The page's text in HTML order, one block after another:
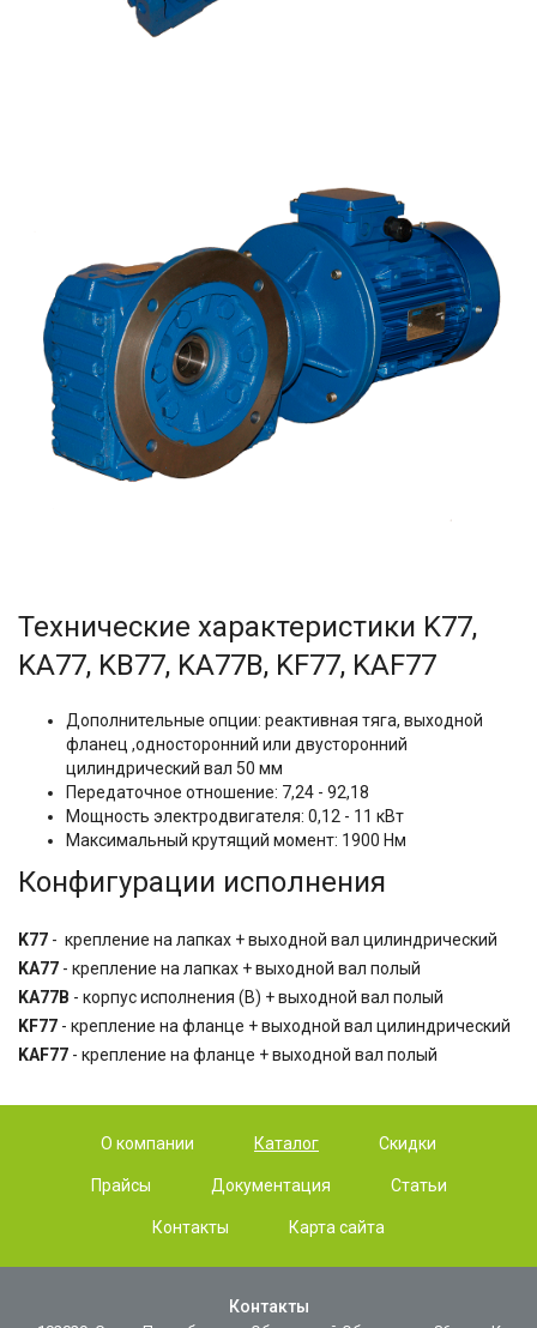
Технические характеристики K77,
KA77, KB77, KA77B, KF77, KAF77
Дополнительные опции: реактивная тяга, выходной
фланец ,односторонний или двусторонний
цилиндрический вал 50 мм
Передаточное отношение: 7,24 - 92,18
Мощность электродвигателя: 0,12 - 11 кВт
Максимальный крутящий момент: 1900 Нм
Конфигурации исполнения
K77 - крепление на лапках + выходной вал цилиндрический
KA77 - крепление на лапках + выходной вал полый
KA77B - корпус исполнения (B) + выходной вал полый
KF77 - крепление на фланце + выходной вал цилиндрический
KAF77 - крепление на фланце + выходной вал полый
О компании Каталог Скидки
Прайсы Документация Статьи
Контакты Карта сайта
Контакты